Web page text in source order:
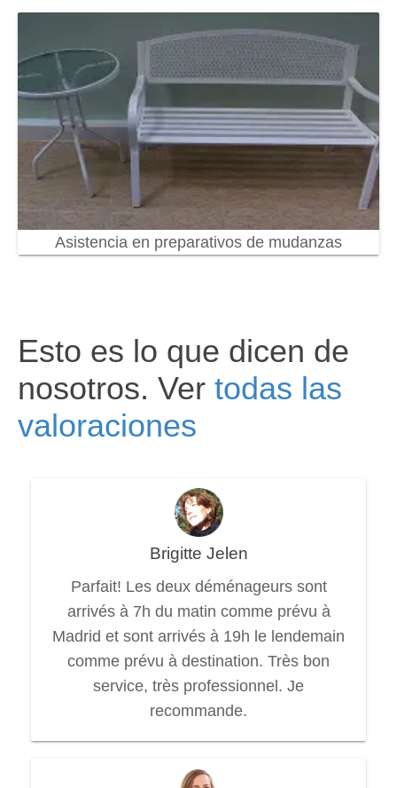
Asistencia en preparativos de mudanzas
Esto es lo que dicen de
nosotros. Ver todas las
valoraciones
Brigitte Jelen
Parfait! Les deux déménageurs sont
arrivés à 7h du matin comme prévu à
Madrid et sont arrivés à 19h le lendemain
comme prévu à destination. Très bon
service, très professionnel. Je
recommande.